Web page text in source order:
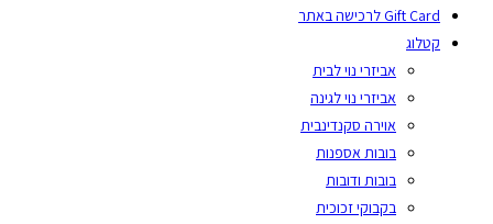
Gift Card לרכישה באתר
קטלוג
אביזרי נוי לבית
אביזרי נוי לגינה
אוירה סקנדינבית
בובות אספנות
בובות ודובות
בקבוקי זכוכית